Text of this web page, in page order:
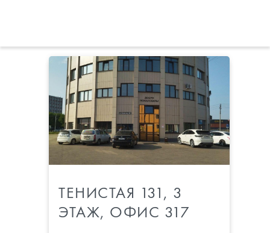
ТЕНИСТАЯ 131, 3
ЭТАЖ, ОФИС 317